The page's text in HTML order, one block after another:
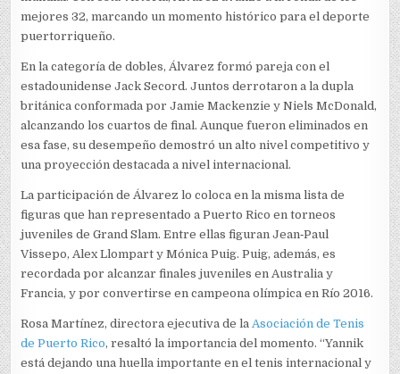
mejores 32, marcando un momento histórico para el deporte
puertorriqueño.
En la categoría de dobles, Álvarez formó pareja con el
estadounidense Jack Secord. Juntos derrotaron a la dupla
británica conformada por Jamie Mackenzie y Niels McDonald,
alcanzando los cuartos de final. Aunque fueron eliminados en
esa fase, su desempeño demostró un alto nivel competitivo y
una proyección destacada a nivel internacional.
La participación de Álvarez lo coloca en la misma lista de
figuras que han representado a Puerto Rico en torneos
juveniles de Grand Slam. Entre ellas figuran Jean‑Paul
Vissepo, Alex Llompart y Mónica Puig. Puig, además, es
recordada por alcanzar finales juveniles en Australia y
Francia, y por convertirse en campeona olímpica en Río 2016.
Rosa Martínez, directora ejecutiva de la Asociación de Tenis
de Puerto Rico, resaltó la importancia del momento. “Yannik
está dejando una huella importante en el tenis internacional y